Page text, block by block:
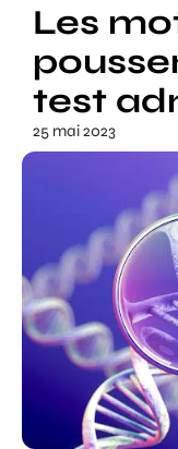
Les
test
25 mai 2023